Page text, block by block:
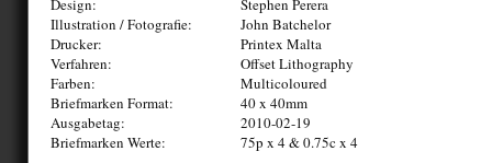
Illustration / Fotografie:
John Batchelor
Drucker:
Printex Malta
Verfahren:
Offset Lithography
Farben:
Multicoloured
Briefmarken Format:
40 x 40mm
Ausgabetag:
2010-02-19
Briefmarken Werte:
75p x 4 & 0.75c x 4